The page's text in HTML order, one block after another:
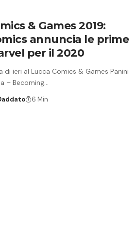
& Games 2019:
annuncia le prime
per il 2020
di ieri al Lucca Comics & Games Panini
– Becoming…
6 Min